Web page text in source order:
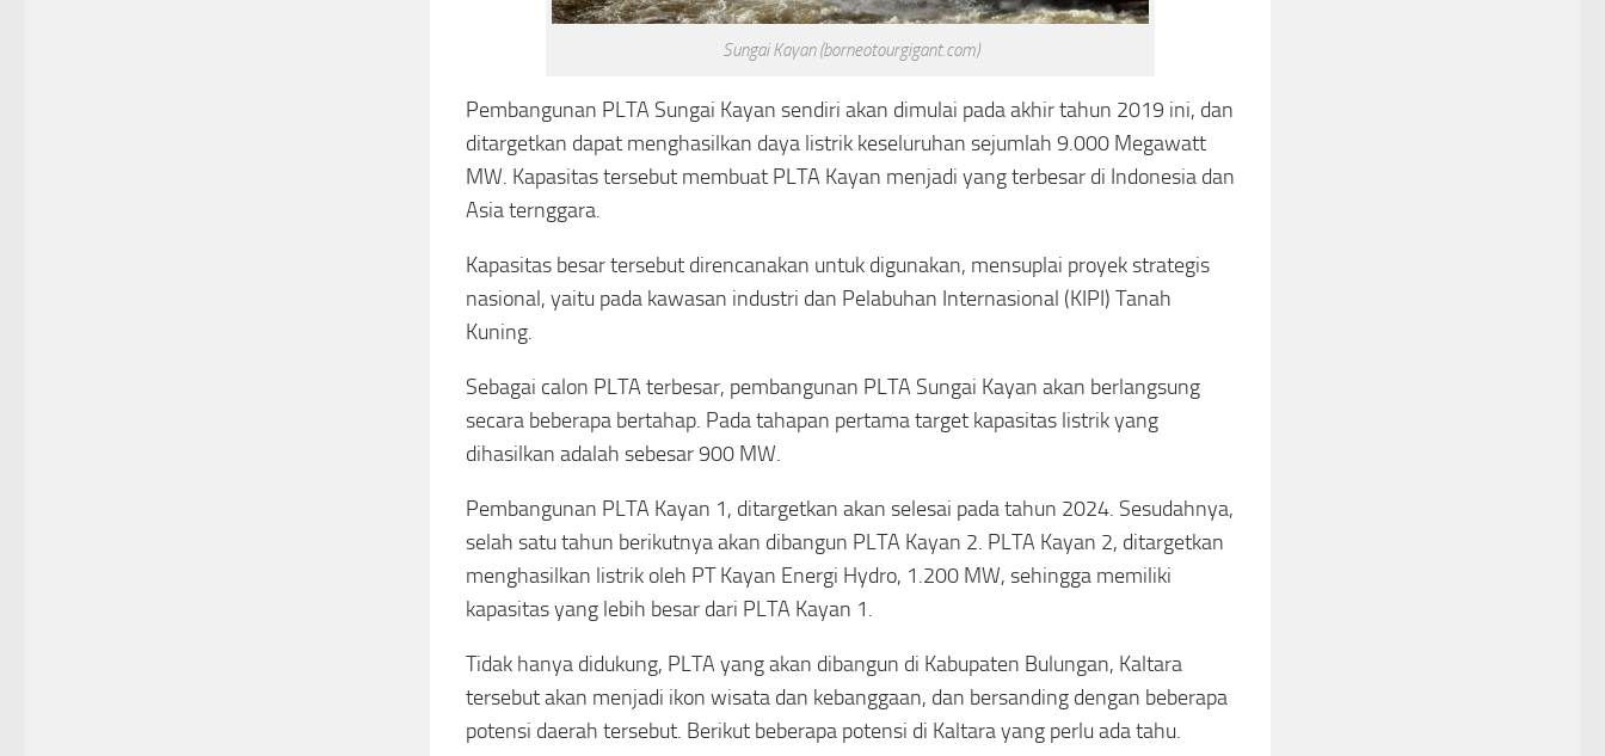
Sungai Kayan (borneotourgigant.com)
Pembangunan PLTA Sungai Kayan sendiri akan dimulai pada akhir tahun 2019 ini, dan
ditargetkan dapat menghasilkan daya listrik keseluruhan sejumlah 9.000 Megawatt
MW. Kapasitas tersebut membuat PLTA Kayan menjadi yang terbesar di Indonesia dan
Asia ternggara.
Kapasitas besar tersebut direncanakan untuk digunakan, mensuplai proyek strategis
nasional, yaitu pada kawasan industri dan Pelabuhan Internasional (KIPI) Tanah
Kuning.
Sebagai calon PLTA terbesar, pembangunan PLTA Sungai Kayan akan berlangsung
secara beberapa bertahap. Pada tahapan pertama target kapasitas listrik yang
dihasilkan adalah sebesar 900 MW.
Pembangunan PLTA Kayan 1, ditargetkan akan selesai pada tahun 2024. Sesudahnya,
selah satu tahun berikutnya akan dibangun PLTA Kayan 2. PLTA Kayan 2, ditargetkan
menghasilkan listrik oleh PT Kayan Energi Hydro, 1.200 MW, sehingga memiliki
kapasitas yang lebih besar dari PLTA Kayan 1.
Tidak hanya didukung, PLTA yang akan dibangun di Kabupaten Bulungan, Kaltara
tersebut akan menjadi ikon wisata dan kebanggaan, dan bersanding dengan beberapa
potensi daerah tersebut. Berikut beberapa potensi di Kaltara yang perlu ada tahu.